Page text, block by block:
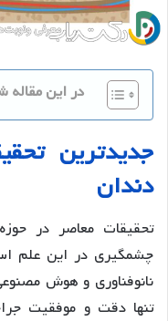
در این مقاله
جدیدترین
دندان
تحقیقات معاصر در
چشمگیری در این علم
نانوفناوری و هوش
تنها دقت و موفقیت